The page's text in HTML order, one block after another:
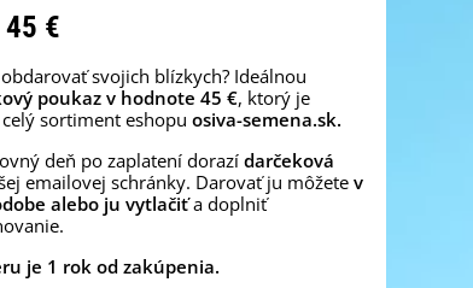
45 €
svojich blízkych? Ideálnou
poukaz v hodnote 45 €, ktorý je
sortiment eshopu osiva-semena.sk.
deň po zaplatení dorazí darčeková
emailovej schránky. Darovať ju môžete v
alebo ju vytlačiťa doplniť
je 1 rok od zakúpenia.